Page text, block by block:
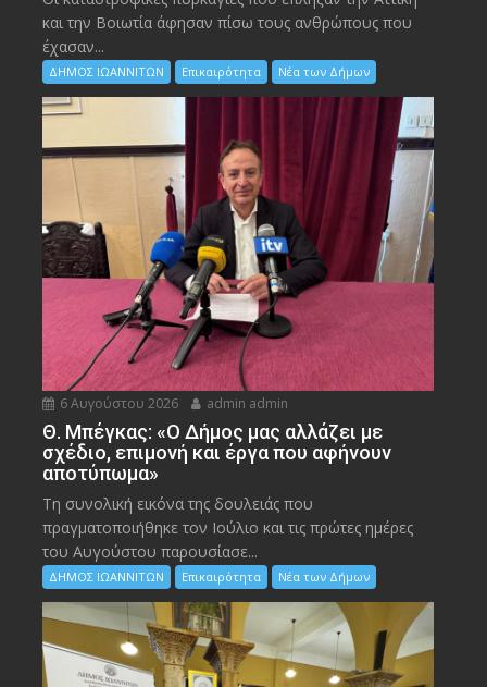
και την Bοιωτία άφησαν πίσω τους ανθρώπους που
έχασαν...
ΔΗΜΟΣ ΙΩΑΝΝΙΤΩΝ Επικαιρότητα Νέα των Δήμων
6 Αυγούστου 2026 admin admin
Θ. Μπέγκας: «Ο Δήμος μας αλλάζει με
σχέδιο, επιμονή και έργα που αφήνουν
αποτύπωμα»
Τη συνολική εικόνα της δουλειάς που
πραγματοποιήθηκε τον Ιούλιο και τις πρώτες ημέρες
του Αυγούστου παρουσίασε...
ΔΗΜΟΣ ΙΩΑΝΝΙΤΩΝ Επικαιρότητα Νέα των Δήμων